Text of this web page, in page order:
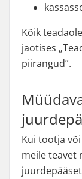
Kõik
jaotises
piirangud”.
Kui tootja
meile teavet